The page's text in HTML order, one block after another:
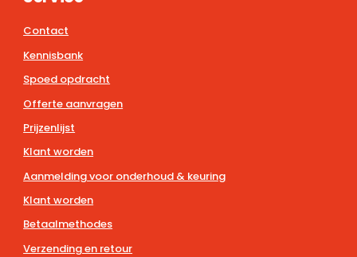
Contact
Kennisbank
Spoed opdracht
Offerte aanvragen
Prijzenlijst
Klant worden
Aanmelding voor onderhoud & keuring
Klant worden
Betaalmethodes
Verzending en retour